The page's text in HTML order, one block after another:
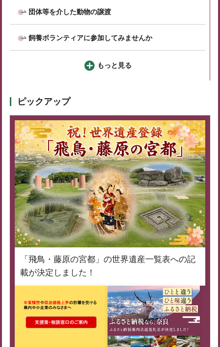
団体等を介した動物の譲渡
飼養ボランティアに参加してみませんか
もっと見る
ピックアップ
「飛鳥・藤原の宮都」の世界遺産一覧表への記
載が決定しました！